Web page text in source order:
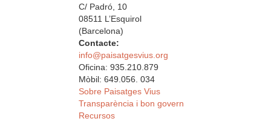
C/ Padró, 10
08511 L’Esquirol
(Barcelona)
Contacte:
info@paisatgesvius.org
Oficina: 935.210.879
Mòbil: 649.056. 034
Sobre Paisatges Vius
Transparència i bon govern
Recursos